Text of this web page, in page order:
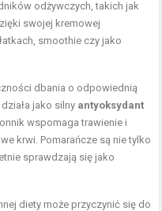
odżywczych, takich jak
swojej kremowej
smoothie czy jako
dbania o odpowiednią
jako silny antyoksydant
wspomaga trawienie i
krwi. Pomarańcze są nie tylko
sprawdzają się jako
diety może przyczynić się do